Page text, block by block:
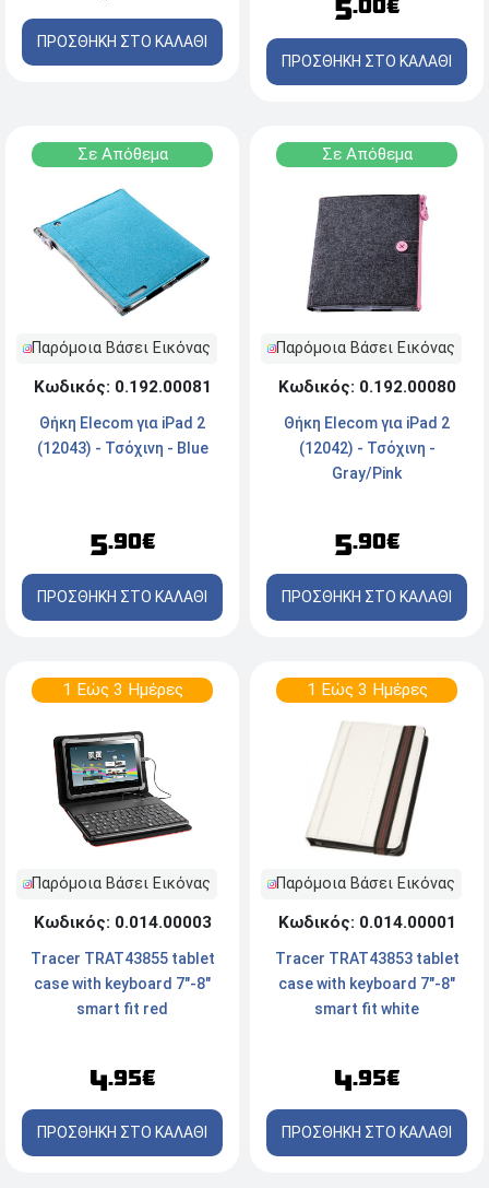
ΠΡΟΣΘΗΚΗ ΣΤΟ ΚΑΛΑΘΙ
5.00€
ΠΡΟΣΘΗΚΗ ΣΤΟ ΚΑΛΑΘΙ
Σε Απόθεμα
Παρόμοια Βάσει Εικόνας
Κωδικός: 0.192.00081
Θήκη Elecom για iPad 2
(12043) - Τσόχινη - Blue
5.90€
ΠΡΟΣΘΗΚΗ ΣΤΟ ΚΑΛΑΘΙ
Σε Απόθεμα
Παρόμοια Βάσει Εικόνας
Κωδικός: 0.192.00080
Θήκη Elecom για iPad 2
(12042) - Τσόχινη -
Gray/Pink
5.90€
ΠΡΟΣΘΗΚΗ ΣΤΟ ΚΑΛΑΘΙ
1 Εώς 3 Ημέρες
Παρόμοια Βάσει Εικόνας
Κωδικός: 0.014.00003
Tracer TRAT43855 tablet
case with keyboard 7"-8"
smart fit red
4.95€
ΠΡΟΣΘΗΚΗ ΣΤΟ ΚΑΛΑΘΙ
1 Εώς 3 Ημέρες
Παρόμοια Βάσει Εικόνας
Κωδικός: 0.014.00001
Tracer TRAT43853 tablet
case with keyboard 7"-8"
smart fit white
4.95€
ΠΡΟΣΘΗΚΗ ΣΤΟ ΚΑΛΑΘΙ